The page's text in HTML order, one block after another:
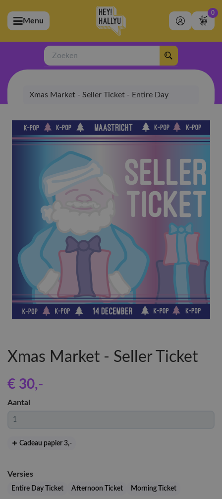
(Artiesten)
(Merchandise)
(Exclusive)
(Winkel)
Menu
0
Zoeken
Xmas Market - Seller Ticket - Entire Day
Xmas Market - Seller Ticket
€ 30,-
Aantal
Cadeau papier 3,-
Versies
Entire Day Ticket Afternoon Ticket Morning Ticket